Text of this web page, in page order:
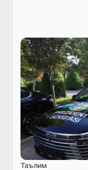
Таълим